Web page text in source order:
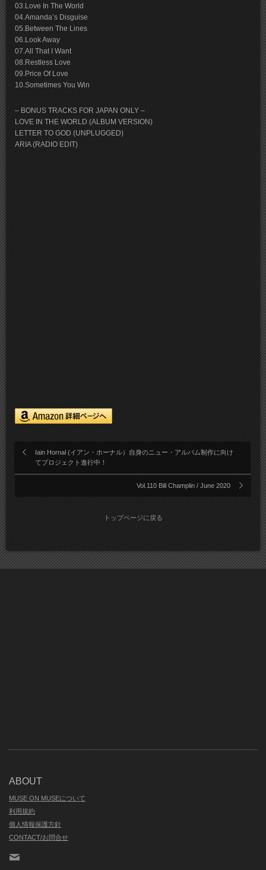
03.Love In The World
04.Amanda’s Disguise
05.Between The Lines
06.Look Away
07.All That I Want
08.Restless Love
09.Price Of Love
10.Sometimes You Win
– BONUS TRACKS FOR JAPAN ONLY –
LOVE IN THE WORLD (ALBUM VERSION)
LETTER TO GOD (UNPLUGGED)
ARIA (RADIO EDIT)
Iain Hornal (イアン・ホーナル）自身のニュー・アルバム制作に向け
てプロジェクト進行中！
Vol.110 Bill Champlin / June 2020
トップページに戻る
ABOUT
MUSE ON MUSEについて
利用規約
個人情報保護方針
CONTACT/お問合せ